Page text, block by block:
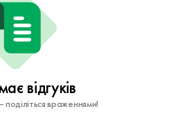
відгуків
враженнями!